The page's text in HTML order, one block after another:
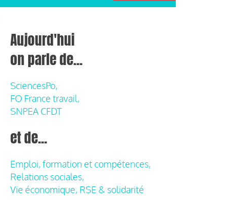
Aujourd'hui
on parle de...
SciencesPo,
FO France travail,
SNPEA CFDT
et de...
Emploi, formation et compétences,
Relations sociales,
Vie économique, RSE & solidarité